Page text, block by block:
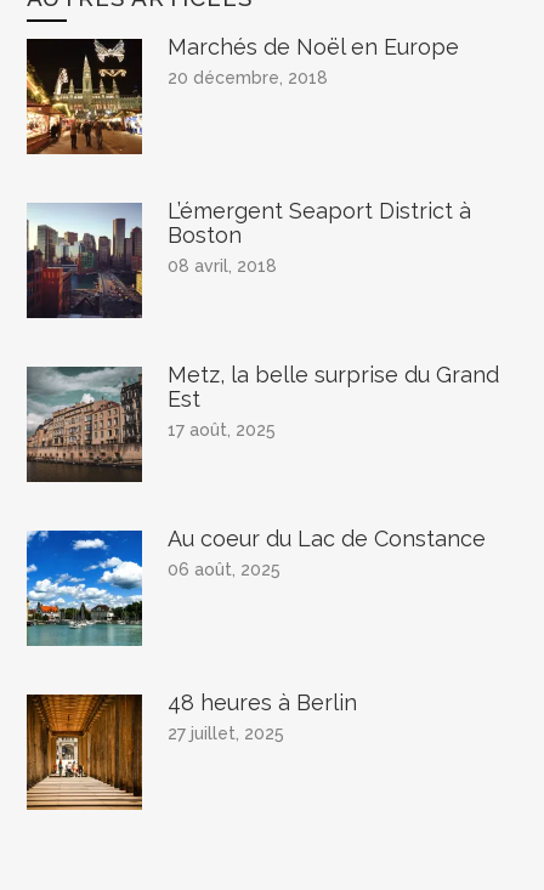
Marchés de Noël en Europe
20 décembre, 2018
L’émergent Seaport District à
Boston
08 avril, 2018
Metz, la belle surprise du Grand
Est
17 août, 2025
Au coeur du Lac de Constance
06 août, 2025
48 heures à Berlin
27 juillet, 2025